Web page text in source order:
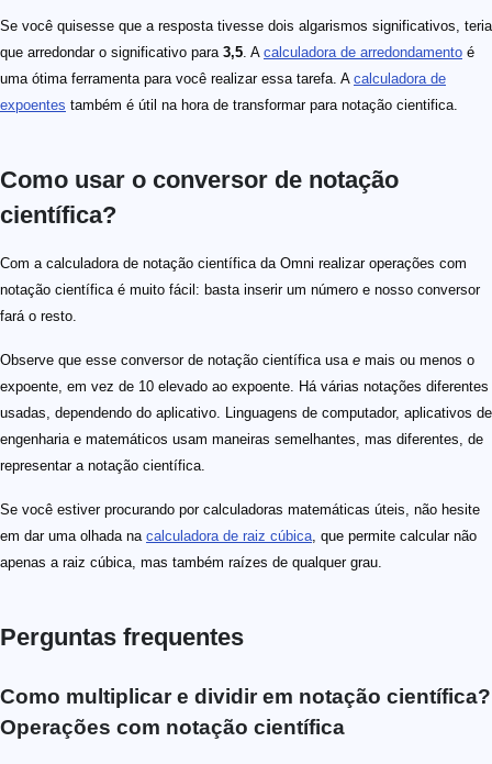
Se você quisesse que a resposta tivesse dois algarismos significativos, teria
que arredondar o significativo para 3,5. A calculadora de arredondamento é
uma ótima ferramenta para você realizar essa tarefa. A calculadora de
expoentes também é útil na hora de transformar para notação cientifica.
Como usar o conversor de notação
científica?
Com a calculadora de notação científica da Omni realizar operações com
notação científica é muito fácil: basta inserir um número e nosso conversor
fará o resto.
Observe que esse conversor de notação científica usa e mais ou menos o
expoente, em vez de 10 elevado ao expoente. Há várias notações diferentes
usadas, dependendo do aplicativo. Linguagens de computador, aplicativos de
engenharia e matemáticos usam maneiras semelhantes, mas diferentes, de
representar a notação científica.
Se você estiver procurando por calculadoras matemáticas úteis, não hesite
em dar uma olhada na calculadora de raiz cúbica, que permite calcular não
apenas a raiz cúbica, mas também raízes de qualquer grau.
Perguntas frequentes
Como multiplicar e dividir em notação científica?
Operações com notação científica